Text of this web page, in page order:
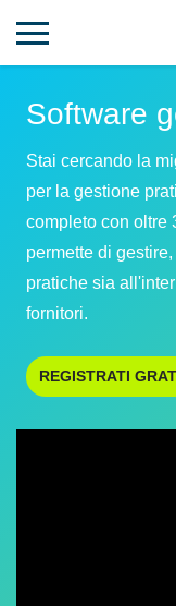
Software
Stai cercando la
per la gestione
completo con oltre
permette di
pratiche sia
fornitori.
REGISTRATI